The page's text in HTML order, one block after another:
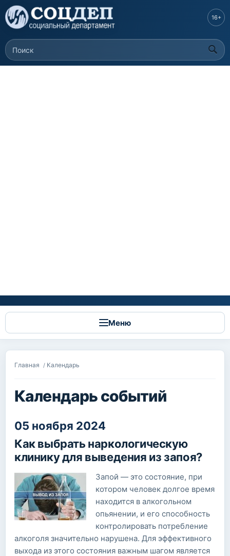
Перейти к
основному
содержанию
Форма поиска
Поиск
16+
Меню
Вы здесь
Главная / Календарь
Календарь событий
05 ноября 2024
Как выбрать наркологическую
клинику для выведения из запоя?
Запой — это состояние, при
котором человек долгое время
находится в алкогольном
опьянении, и его способность
контролировать потребление
алкоголя значительно нарушена. Для эффективного
выхода из этого состояния важным шагом является